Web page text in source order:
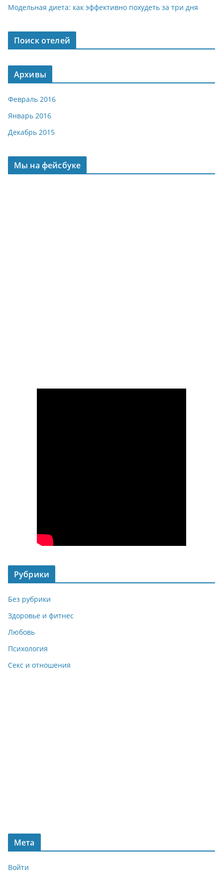
Модельная диета: как эффективно похудеть за три дня
Поиск отелей
Архивы
Февраль 2016
Январь 2016
Декабрь 2015
Мы на фейсбуке
Рубрики
Без рубрики
Здоровье и фитнес
Любовь
Психология
Секс и отношения
Мета
Войти